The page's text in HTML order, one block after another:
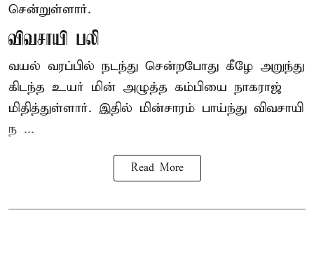
சென்றுள்ளார்.
விவசாயி பலி
வயல் வரப்பில் நடந்து சென்றபோது கீழே அறுந்து
கிடந்த உயர் மின் அழுத்த கம்பியை நாகராஜ்
மிதித்துள்ளார். இதில் மின்சாரம் பாய்ந்து விவசாயி
ந ...
Read More